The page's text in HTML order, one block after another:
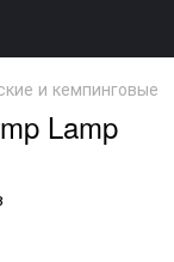
и кемпинговые
Lamp